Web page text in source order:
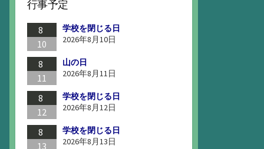
行事予定
8
10
学校を閉じる日
2026年8月10日
8
11
山の日
2026年8月11日
8
12
学校を閉じる日
2026年8月12日
8
13
学校を閉じる日
2026年8月13日